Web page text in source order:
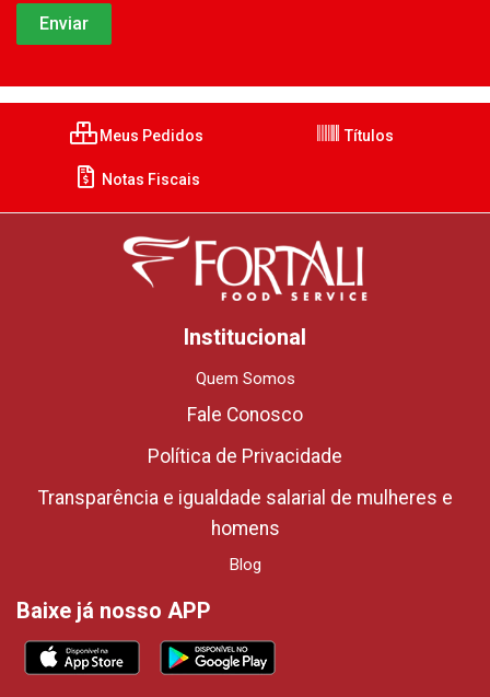
Meus Pedidos Títulos
Notas Fiscais
Institucional
Quem Somos
Fale Conosco
Política de Privacidade
Transparência e igualdade salarial de mulheres e
homens
Blog
Baixe já nosso APP